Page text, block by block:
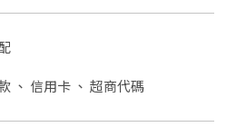
、 信用卡 、 超商代碼